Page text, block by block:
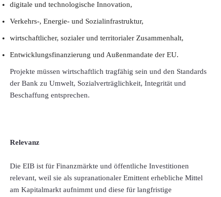
digitale und technologische Innovation,
Verkehrs-, Energie- und Sozialinfrastruktur,
wirtschaftlicher, sozialer und territorialer Zusammenhalt,
Entwicklungsfinanzierung und Außenmandate der EU.
Projekte müssen wirtschaftlich tragfähig sein und den Standards
der Bank zu Umwelt, Sozialverträglichkeit, Integrität und
Beschaffung entsprechen.
Relevanz
Die EIB ist für Finanzmärkte und öffentliche Investitionen
relevant, weil sie als supranationaler Emittent erhebliche Mittel
am Kapitalmarkt aufnimmt und diese für langfristige